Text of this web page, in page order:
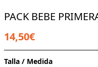
PACK BEBE
14,50€
Talla / Medida